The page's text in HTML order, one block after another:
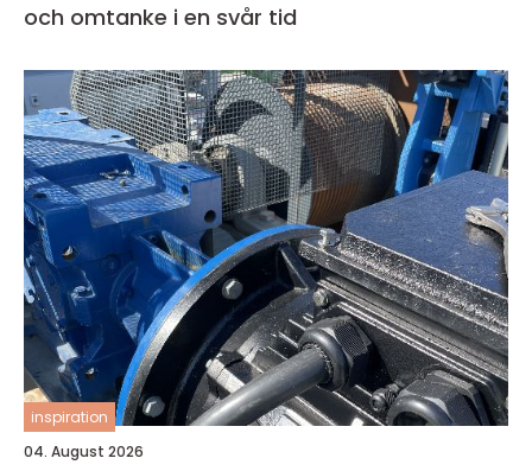
och omtanke i en svår tid
inspiration
04. August 2026